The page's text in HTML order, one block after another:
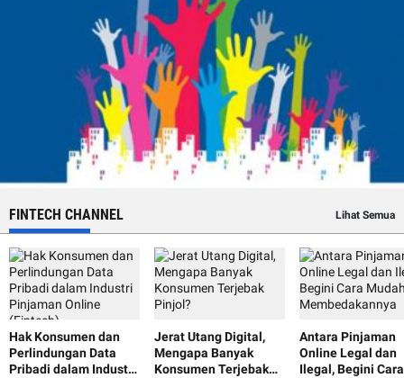
FINTECH CHANNEL Lihat Semua
Hak Konsumen dan
Perlindungan Data
Pribadi dalam Industri
Jerat Utang Digital,
Mengapa Banyak
Konsumen Terjebak
Antara Pinjaman
Online Legal dan
Ilegal, Begini Cara